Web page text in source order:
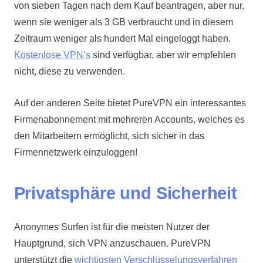
von sieben Tagen nach dem Kauf beantragen, aber nur,
wenn sie weniger als 3 GB verbraucht und in diesem
Zeitraum weniger als hundert Mal eingeloggt haben.
Kostenlose VPN’ssind verfügbar, aber wir empfehlen
nicht, diese zu verwenden.
Auf der anderen Seite bietet PureVPN ein interessantes
Firmenabonnement mit mehreren Accounts, welches es
den Mitarbeitern ermöglicht, sich sicher in das
Firmennetzwerk einzuloggen!
Privatsphäre und Sicherheit
Anonymes Surfen ist für die meisten Nutzer der
Hauptgrund, sich VPN anzuschauen. PureVPN
unterstützt die wichtigsten Verschlüsselungsverfahren